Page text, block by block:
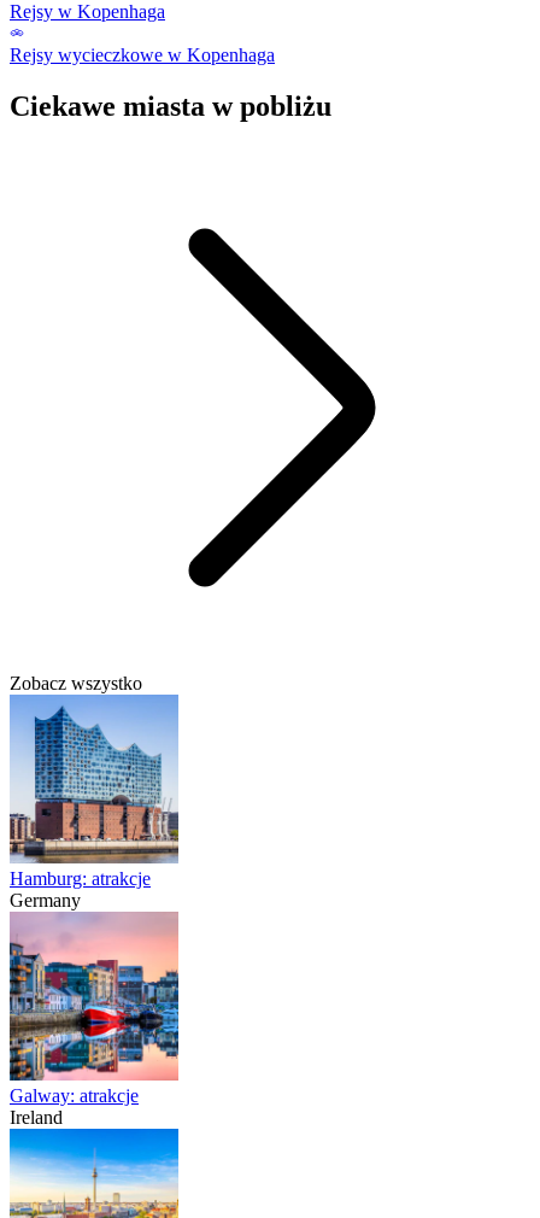
Rejsy w Kopenhaga
Rejsy wycieczkowe w Kopenhaga
Ciekawe miasta w pobliżu
Zobacz wszystko
Hamburg: atrakcje
Germany
Galway: atrakcje
Ireland